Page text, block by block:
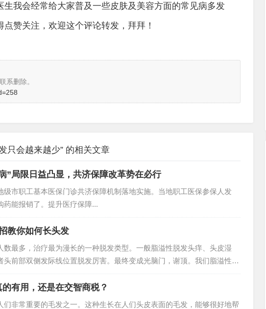
我会经常给大家普及一些皮肤及美容方面的常见病多发
赞关注，欢迎这个评论转发，拜拜！
系删除。
只会越来越少” 的相关文章
”局限日益凸显，共济保障改革势在必行
级市职工基本医保门诊共济保障机制落地实施。当地职工医保参保人发
药能报销了。提升医疗保障...
教你如何长头发
数最多，治疗最为漫长的一种脱发类型。一般脂溢性脱发头痒、头皮湿
头前部双侧发际线位置脱发厉害。最终变成光脑门，谢顶。我们脂溢性脱
有用，还是在交智商税？
们非常重要的毛发之一。这种生长在人们头皮表面的毛发，能够很好地帮